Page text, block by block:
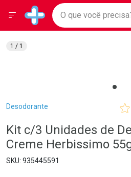
Drogarias Pacheco
Baixe nosso APP e aproveite
Ir direto para a home
pela página
Ir direto para o conteúdo
Ir direto para a busca
Ir direto para a conta
Faça a sua busca
O que você
Menu
Breadcrumb
Desodorante
Kit c/3 Unidades de
Creme Herbissimo
935445591
1 / 1